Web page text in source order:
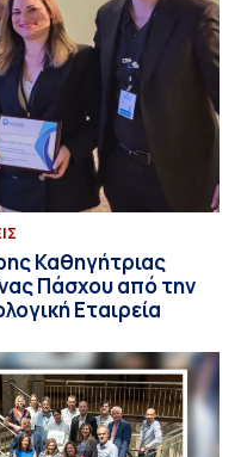
Καθηγήτριας
Πάσχου από την
Εταιρεία